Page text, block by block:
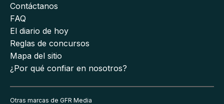
Contáctanos
FAQ
El diario de hoy
Reglas de concursos
Mapa del sitio
¿Por qué confiar en nosotros?
Otras marcas de GFR Media